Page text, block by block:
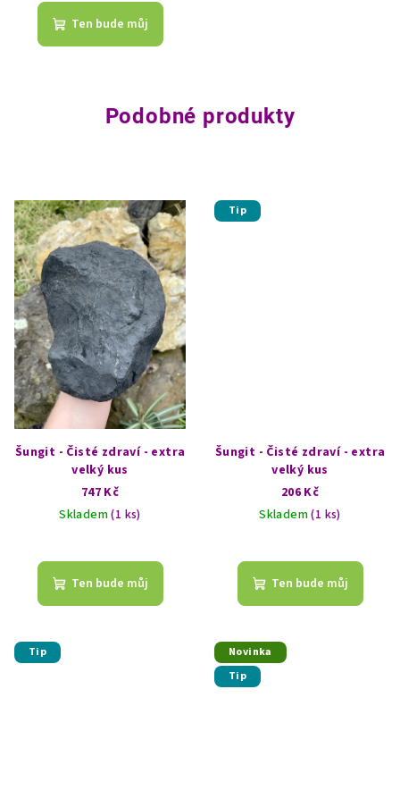
Ten bude můj
Podobné produkty
Šungit - Čisté zdraví - extra
velký kus
747 Kč
Skladem(1 ks)
Ten bude můj
Tip
Šungit - Čisté zdraví - extra
velký kus
206 Kč
Skladem(1 ks)
Ten bude můj
Tip
Novinka
Tip